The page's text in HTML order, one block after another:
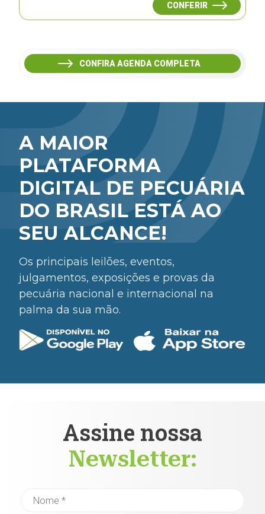
CONFERIR
CONFIRA AGENDA COMPLETA
A MAIOR
PLATAFORMA
DIGITAL DE PECUÁRIA
DO BRASIL ESTÁ AO
SEU ALCANCE!
Os principais leilões, eventos,
julgamentos, exposições e provas da
pecuária nacional e internacional na
palma da sua mão.
Assine nossa
Newsletter: